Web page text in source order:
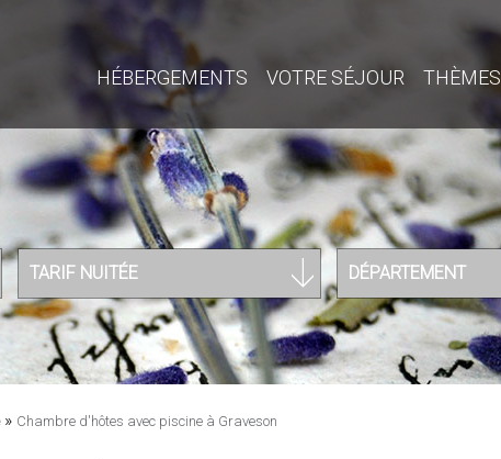
HÉBERGEMENTS VOTRE SÉJOUR THÈMES
TARIF NUITÉE DÉPARTEMENT
» Chambre d'hôtes avec piscine à Graveson